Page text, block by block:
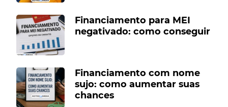
Financiamento para MEI
negativado: como conseguir
Financiamento com nome
sujo: como aumentar suas
chances